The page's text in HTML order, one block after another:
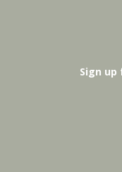
Sign